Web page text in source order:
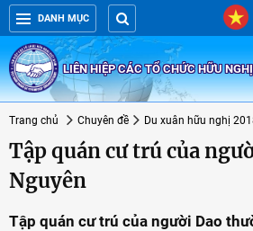
DANH MỤC
LIÊN HIỆP CÁC TỔ CHỨC HỮU
Trang chủ Chuyên đề Du xuân hữu nghị
Tập quán cư trú của
Nguyên
Tập quán cư trú của người Dao